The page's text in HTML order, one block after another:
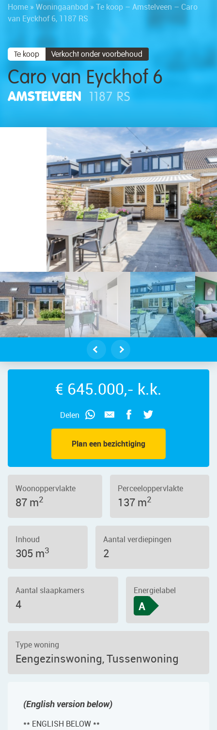
Home » Woningaanbod » Te koop – Amstelveen – Caro
van Eyckhof 6, 1187 RS
Te koop Verkocht onder voorbehoud
Caro van Eyckhof 6
AMSTELVEEN 1187 RS
– Caro van Eyckhof 6, 1187
Plan een bezichtiging
Delen
€ 645.000,- k.k.
Woonoppervlakte
87 m2
Perceeloppervlakte
137 m2
Inhoud
305 m3
Aantal verdiepingen
2
Aantal slaapkamers
4
Energielabel
A
Type woning
Eengezinswoning, Tussenwoning
(English version below)
** ENGLISH BELOW **